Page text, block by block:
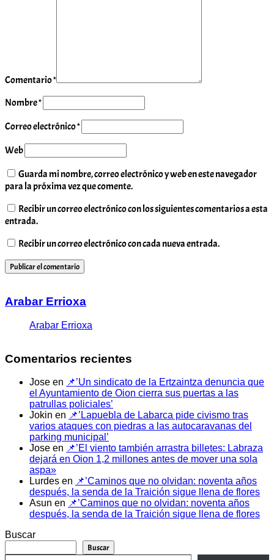
Comentario*
Nombre*
Correo electrónico*
Web
Guarda mi nombre, correo electrónico y web en este navegador
para la próxima vez que comente.
Recibir un correo electrónico con los siguientes comentarios a esta
entrada.
Recibir un correo electrónico con cada nueva entrada.
Arabar Errioxa
Arabar Errioxa
Comentarios recientes
Jose en 📌’Un sindicato de la Ertzaintza denuncia que
el Ayuntamiento de Oion cierra sus puertas a las
patrullas policiales’
Jokin en 📌’Lapuebla de Labarca pide civismo tras
varios ataques con piedras a las autocaravanas del
parking municipal’
Jose en 📌’El viento también arrastra billetes: Labraza
dejará en Oion 1,2 millones antes de mover una sola
aspa»
Lurdes en 📌’Caminos que no olvidan: noventa años
después, la senda de la Traición sigue llena de flores
Asun en 📌’Caminos que no olvidan: noventa años
después, la senda de la Traición sigue llena de flores
Buscar
Buscar
Escribe tu correo electrónico…